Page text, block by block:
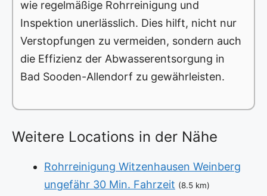
wie regelmäßige Rohrreinigung und
Inspektion unerlässlich. Dies hilft, nicht nur
Verstopfungen zu vermeiden, sondern auch
die Effizienz der Abwasserentsorgung in
Bad Sooden-Allendorf zu gewährleisten.
Weitere Locations in der Nähe
Rohrreinigung Witzenhausen Weinberg
ungefähr 30 Min. Fahrzeit (8.5 km)